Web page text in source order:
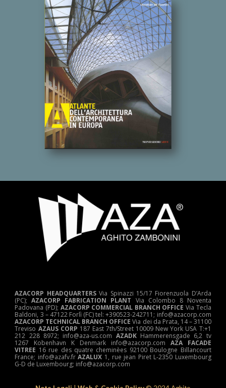
AZACORP HEADQUARTERSVia Spinazzi 15/17 Fiorenzuola D’Arda
(PC);AZACORP FABRICATION PLANT Via Colombo 8 Noventa
Padovana (PD); AZACORP COMMERCIAL BRANCH OFFICE Via Tecla
Baldoni, 3 – 47122 Forlì (FC) tel: +390523-242711; info@azacorp.com
AZACORP TECHNICAL BRANCH OFFICE Via dei da Prata, 14 – 31100
Treviso AZAUS CORP 187 East 7th/Street 10009 New York USA T:+1
212 228 8972; info@aza-us.com AZADKHammerensgade 6,2 tv
1267 Kobenhavn K Denmark info@azacorp.com AZA FACADE
VITREE 16 rue des quatre cheminèes 92100 Boulogne Billancourt
France; info@azafv.frAZALUX 1, rue jean Piret L-2350 Luxembourg
G-D de Luxembourg; info@azacorp.com